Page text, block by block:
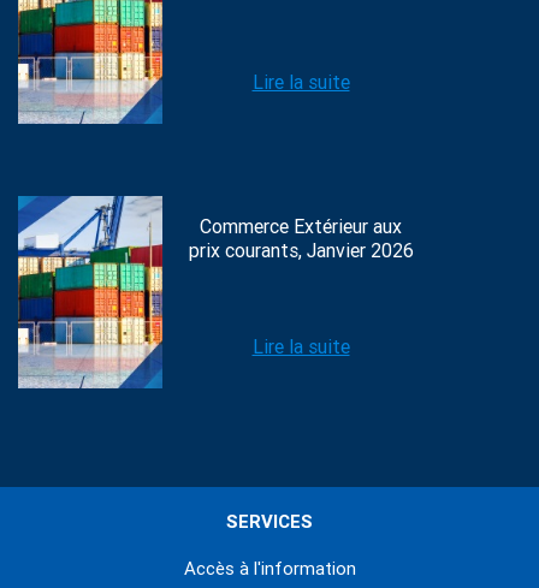
Lire la suite
Commerce Extérieur aux
prix courants, Janvier 2026
Lire la suite
SERVICES
Accès à l'information